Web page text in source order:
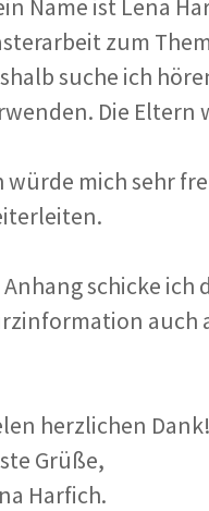
Name ist Lena
zum
suche ich
Die Eltern
würde mich sehr
Anhang schicke
auch
herzlichen Dank!
Grüße,
Harfich.